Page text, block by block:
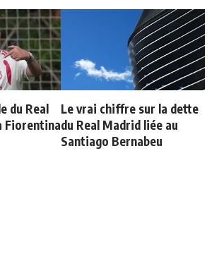
du Real
Fiorentina
Le vrai chiffre sur la dette
du Real Madrid liée au
Santiago Bernabeu